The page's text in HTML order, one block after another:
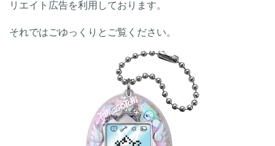
リエイト広告を利用しております。
それではごゆっくりとご覧ください。